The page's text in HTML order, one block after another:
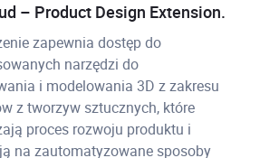
– Product Design Extension.
zapewnia dostęp do
narzędzi do
i modelowania 3D z zakresu
z tworzyw sztucznych, które
proces rozwoju produktu i
na zautomatyzowane sposoby